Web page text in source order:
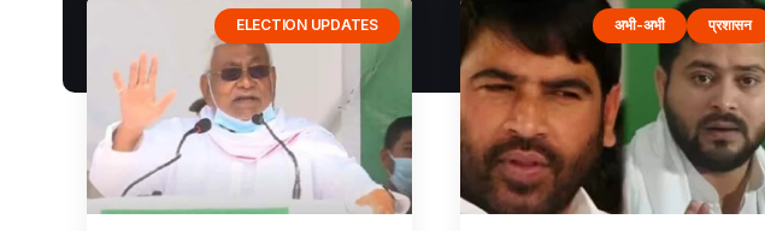
ELECTION UPDATES अभी-अभी प्रशासन